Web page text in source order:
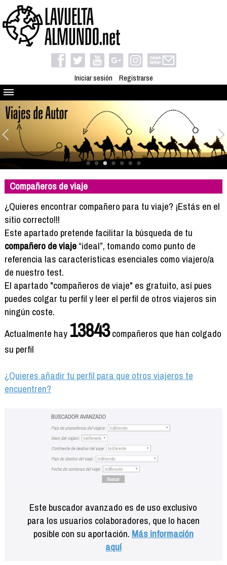
Iniciar sesión Registrarse
Quienes somos
El proyecto
Blog
Viaja con nosotros
Camino solidario
Libros
Compañeros de viaje
Formación
Info viajeros
Contactar
Compañeros de viaje
¿Quieres encontrar compañero para tu viaje? ¡Estás en el
sitio correcto!!!
Este apartado pretende facilitar la búsqueda de tu
compañero de viaje“ideal”, tomando como punto de
referencia las características esenciales como viajero/a
de nuestro test.
El apartado "compañeros de viaje" es gratuito, así pues
puedes colgar tu perfil y leer el perfil de otros viajeros sin
ningún coste.
Actualmente hay 13843compañeros que han colgado
su perfil
¿Quieres añadir tu perfil para que otros viajeros te
encuentren?
Este buscador avanzado es de uso exclusivo
para los usuarios colaboradores, que lo hacen
posible con su aportación. Más información
aquí